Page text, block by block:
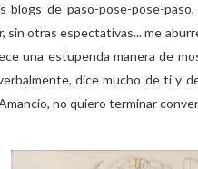
blogs de paso-pose-pose-
sin otras espectativas... me
una estupenda manera de
dice mucho de ti y
no quiero terminar